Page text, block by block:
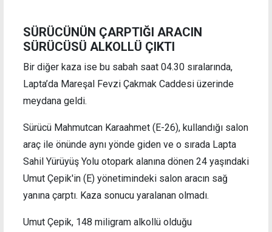
SÜRÜCÜNÜN ÇARPTIĞI ARACIN
SÜRÜCÜSÜ ALKOLLÜ ÇIKTI
Bir diğer kaza ise bu sabah saat 04.30 sıralarında,
Lapta’da Mareşal Fevzi Çakmak Caddesi üzerinde
meydana geldi.
Sürücü Mahmutcan Karaahmet (E-26), kullandığı salon
araç ile önünde aynı yönde giden ve o sırada Lapta
Sahil Yürüyüş Yolu otopark alanına dönen 24 yaşındaki
Umut Çepik'in (E) yönetimindeki salon aracın sağ
yanına çarptı. Kaza sonucu yaralanan olmadı.
Umut Çepik, 148 miligram alkollü olduğu